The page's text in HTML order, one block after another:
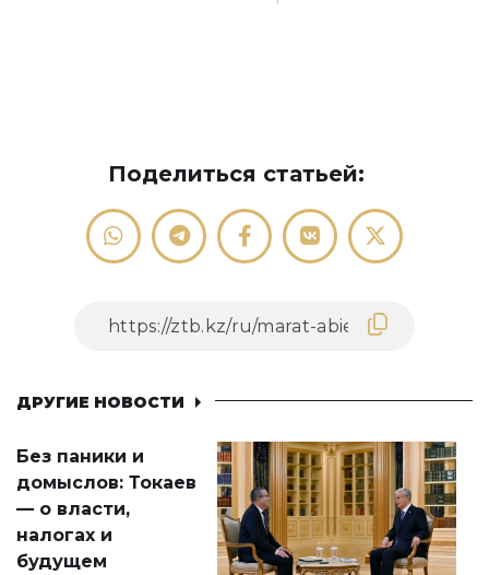
Поделиться статьей:
ДРУГИЕ НОВОСТИ
Без паники и
домыслов: Токаев
— о власти,
налогах и
будущем